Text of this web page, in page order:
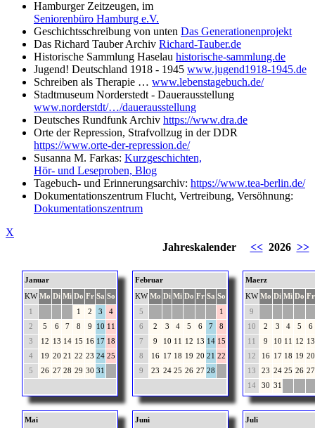
Hamburger Zeitzeugen, im
Seniorenbüro Hamburg e.V.
Geschichtsschreibung von unten Das Generationenprojekt
Das Richard Tauber Archiv Richard-Tauber.de
Historische Sammlung Haselau historische-sammlung.de
Jugend! Deutschland 1918 - 1945 www.jugend1918-1945.de
Schreiben als Therapie … www.lebenstagebuch.de/
Stadtmuseum Norderstedt - Dauerausstellung
www.norderstdt/…/dauerausstellung
Deutsches Rundfunk Archiv https://www.dra.de
Orte der Repression, Strafvollzug in der DDR
https://www.orte-der-repression.de/
Susanna M. Farkas: Kurzgeschichten,
Hör- und Leseproben, Blog
Tagebuch- und Erinnerungsarchiv: https://www.tea-berlin.de/
Dokumentationszentrum Flucht, Vertreibung, Versöhnung:
Dokumentationszentrum
X
Jahreskalender <<2026 >>
Januar
KW Mo Di Mi Do Fr Sa So
1
1 2 3
4
2
5 6 7 8 9 10 11
3
12 13 14 15 16 17 18
4
19 20 21 22 23 24 25
5
26 27 28 29 30 31
Februar
KW Mo Di Mi Do Fr Sa So
5
1
6
2 3 4 5 6 7
8
7
9 10 11 12 13 14 15
8
16 17 18 19 20 21 22
9
23 24 25 26 27 28
Maerz
KW Mo Di Mi Do Fr
9
10
2 3 4 5
6
11
9 10 11 12 13
12
16 17 18 19 20
13
23 24 25 26 27
14
30 31
Mai Juni Juli